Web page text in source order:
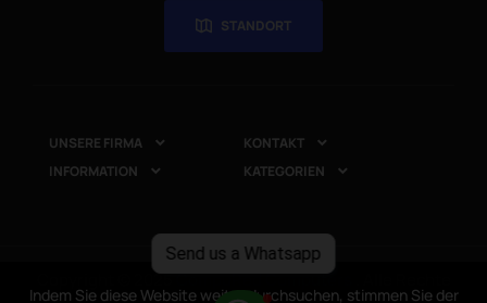
Send us a Whatsapp
Indem Sie diese Website weiter durchsuchen, stimmen Sie der
STANDORT
UNSERE FIRMA  KONTAKT 
INFORMATION  KATEGORIEN 
Indem Sie diese Website weiter durchsuchen, stimmen Sie der
Copyright © 2025CompuRed Computers